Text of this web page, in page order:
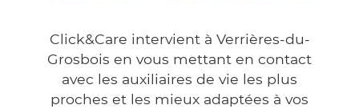
Click&Care intervient à Verrières-du-
Grosbois en vous mettant en contact
avec les auxiliaires de vie les plus
proches et les mieux adaptées à vos